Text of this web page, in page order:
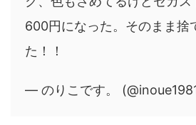
600円になった。そのまま捨
た！！
— のりこです。